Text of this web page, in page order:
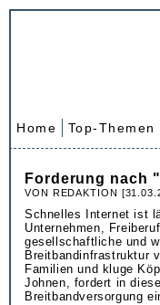
Home Top-Themen
Forderung nach
VON REDAKTION
Schnelles Internet ist
Unternehmen,
gesellschaftliche und
Breitbandinfrastruktur
Familien und kluge
Johnen, fordert in
Breitbandversorgung